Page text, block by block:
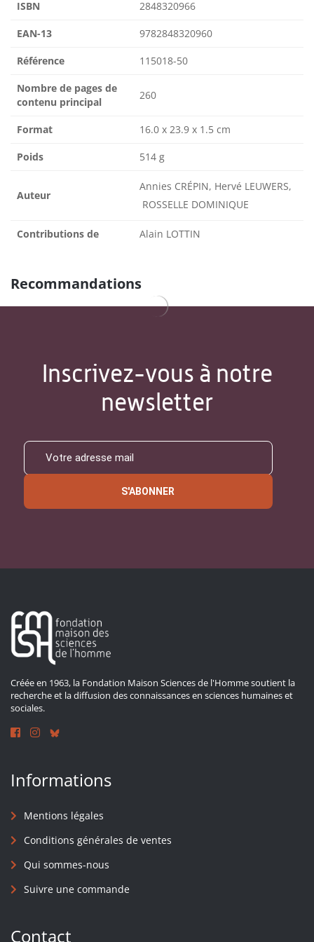
ISBN 2848320966
EAN-13 9782848320960
Référence 115018-50
Nombre de pages de
contenu principal
260
Format 16.0 x 23.9 x 1.5 cm
Poids 514 g
Auteur
Annies CRÉPIN, Hervé LEUWERS,
ROSSELLE DOMINIQUE
Contributions de Alain LOTTIN
Recommandations
Inscrivez-vous à notre
newsletter
S'ABONNER
Créée en 1963, la Fondation Maison Sciences de l'Homme soutient la
recherche et la diffusion des connaissances en sciences humaines et
sociales.
Informations
Mentions légales
Conditions générales de ventes
Qui sommes-nous
Suivre une commande
Contact